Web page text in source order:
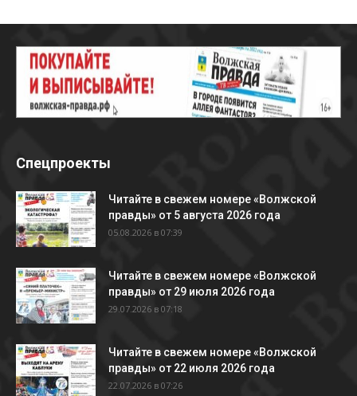
Спецпроекты
Читайте в свежем номере «Волжской
правды» от 5 августа 2026 года
05.08.2026 в 07:39
Читайте в свежем номере «Волжской
правды» от 29 июля 2026 года
29.07.2026 в 07:18
Читайте в свежем номере «Волжской
правды» от 22 июля 2026 года
22.07.2026 в 07:26